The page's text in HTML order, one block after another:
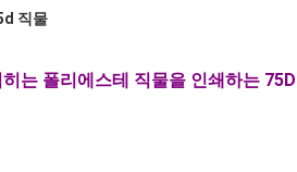
직물
는 폴리에스테 직물을 인쇄하는 75D